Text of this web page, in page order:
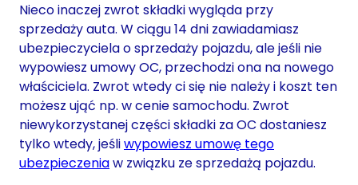
Nieco inaczej zwrot składki wygląda przy
sprzedaży auta. W ciągu 14 dni zawiadamiasz
ubezpieczyciela o sprzedaży pojazdu, ale jeśli nie
wypowiesz umowy OC, przechodzi ona na nowego
właściciela. Zwrot wtedy ci się nie należy i koszt ten
możesz ująć np. w cenie samochodu. Zwrot
niewykorzystanej części składki za OC dostaniesz
tylko wtedy, jeśliwypowiesz umowę tego
ubezpieczeniaw związku ze sprzedażą pojazdu.